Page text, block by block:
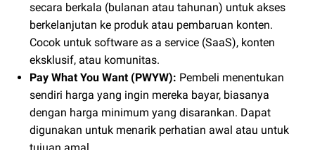
secara berkala (bulanan atau tahunan) untuk akses
berkelanjutan ke produk atau pembaruan konten.
Cocok untuk software as a service (SaaS), konten
eksklusif, atau komunitas.
Pay What You Want (PWYW): Pembeli menentukan
sendiri harga yang ingin mereka bayar, biasanya
dengan harga minimum yang disarankan. Dapat
digunakan untuk menarik perhatian awal atau untuk